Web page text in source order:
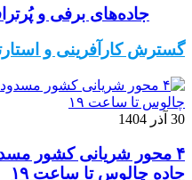
جاده‌های برفی و
گسترش کارآفرینی و
30 آذر 1404
۴ محور شریانی کشور
جاده چالوس تا ساعت ۱۹